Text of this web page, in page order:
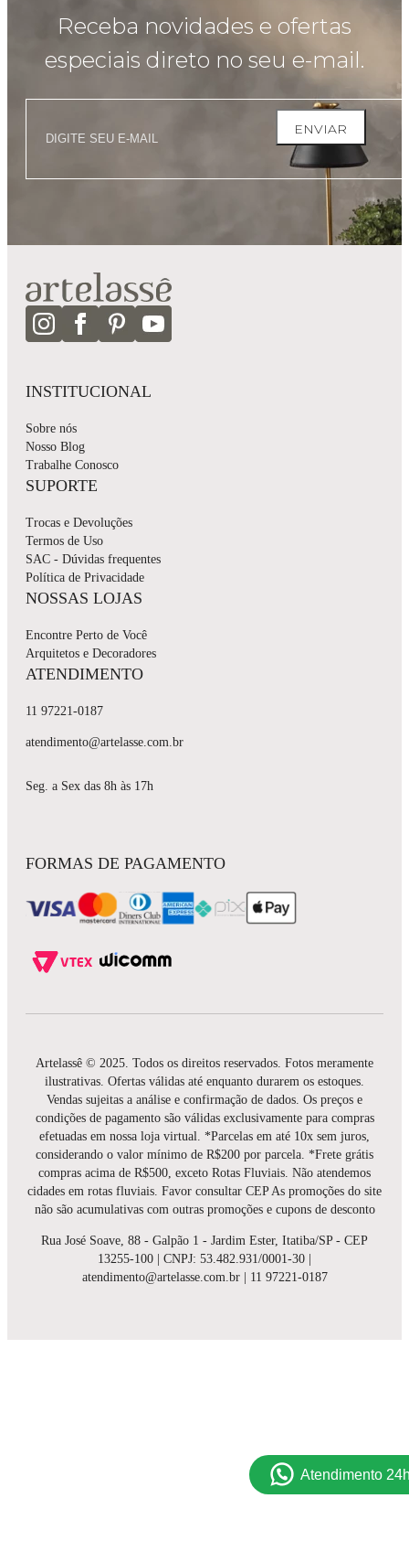
Receba novidades e ofertas
especiais direto no seu e-mail.
ENVIAR
INSTITUCIONAL
Sobre nós
Nosso Blog
Trabalhe Conosco
SUPORTE
Trocas e Devoluções
Termos de Uso
SAC - Dúvidas frequentes
Política de Privacidade
NOSSAS LOJAS
Encontre Perto de Você
Arquitetos e Decoradores
ATENDIMENTO
11 97221-0187
atendimento@artelasse.com.br
Seg. a Sex das 8h às 17h
FORMAS DE PAGAMENTO
Artelassê © 2025. Todos os direitos reservados. Fotos meramente
ilustrativas. Ofertas válidas até enquanto durarem os estoques.
Vendas sujeitas a análise e confirmação de dados. Os preços e
condições de pagamento são válidas exclusivamente para compras
efetuadas em nossa loja virtual. *Parcelas em até 10x sem juros,
considerando o valor mínimo de R$200 por parcela. *Frete grátis
compras acima de R$500, exceto Rotas Fluviais. Não atendemos
cidades em rotas fluviais. Favor consultar CEP As promoções do site
não são acumulativas com outras promoções e cupons de desconto
Rua José Soave, 88 - Galpão 1 - Jardim Ester, Itatiba/SP - CEP
13255-100 | CNPJ: 53.482.931/0001-30 |
atendimento@artelasse.com.br | 11 97221-0187
Atendimento